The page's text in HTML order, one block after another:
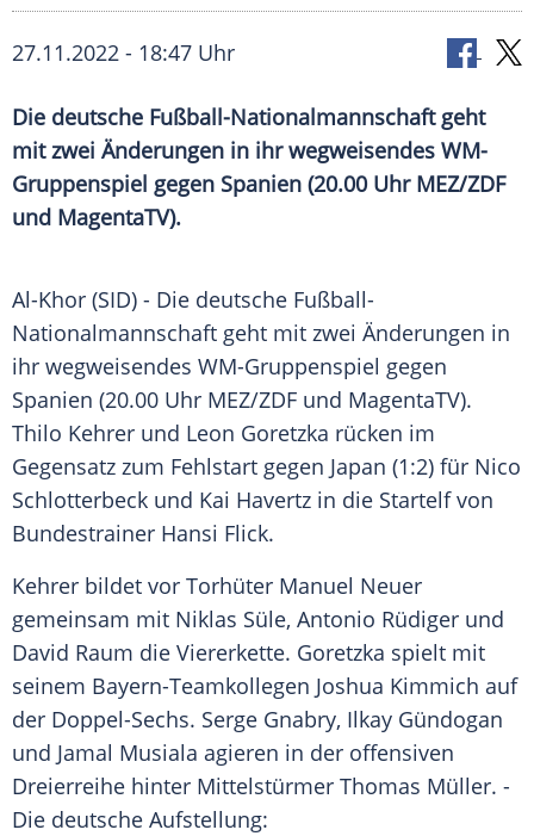
27.11.2022 - 18:47 Uhr
Die deutsche Fußball-Nationalmannschaft geht
mit zwei Änderungen in ihr wegweisendes WM-
Gruppenspiel gegen Spanien (20.00 Uhr MEZ/ZDF
und MagentaTV).
Al-Khor (SID) - Die deutsche Fußball-
Nationalmannschaft geht mit zwei Änderungen in
ihr wegweisendes WM-Gruppenspiel gegen
Spanien (20.00 Uhr MEZ/ZDF und MagentaTV).
Thilo Kehrer und Leon Goretzka rücken im
Gegensatz zum Fehlstart gegen Japan (1:2) für Nico
Schlotterbeck und Kai Havertz in die Startelf von
Bundestrainer Hansi Flick.
Kehrer bildet vor Torhüter Manuel Neuer
gemeinsam mit Niklas Süle, Antonio Rüdiger und
David Raum die Viererkette. Goretzka spielt mit
seinem Bayern-Teamkollegen Joshua Kimmich auf
der Doppel-Sechs. Serge Gnabry, Ilkay Gündogan
und Jamal Musiala agieren in der offensiven
Dreierreihe hinter Mittelstürmer Thomas Müller. -
Die deutsche Aufstellung: